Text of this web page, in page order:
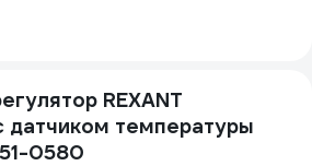
REXANT
датчиком температуры
0580